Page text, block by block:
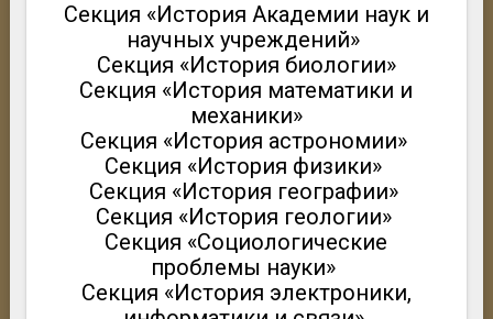
Секция «История Академии наук и
научных учреждений»
Секция «История биологии»
Секция «История математики и
механики»
Секция «История астрономии»
Секция «История физики»
Секция «История географии»
Секция «История геологии»
Секция «Социологические
проблемы науки»
Секция «История электроники,